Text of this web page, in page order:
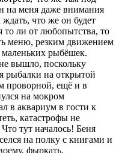
на меня даже внимания
что же он будет
то ли от любопытства, то
меню, резким движением
рыбёшек.
вышло, поскольку
рыбалки на открытой
проворной, ещё и в
на мокром
в аквариум в гости к
катастрофы не
тут началось! Беня
на полку с книгами и
фыркать,